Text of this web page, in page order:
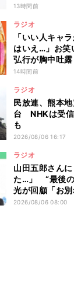
13時間前
ラジオ
「いい人キャ
はいえ…」お笑
弘行が胸中吐露
14時間前
ラジオ
民放連、熊本
台 NHKは受信
も
2026/08/06 16:17
ラジオ
山田五郎さん
た…」 “最後の
光が回顧「お
な」
2026/08/06 08:00